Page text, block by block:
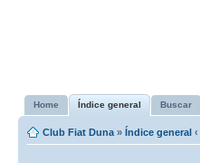
Home Índice general Buscar
Club Fiat Duna » Índice general ‹